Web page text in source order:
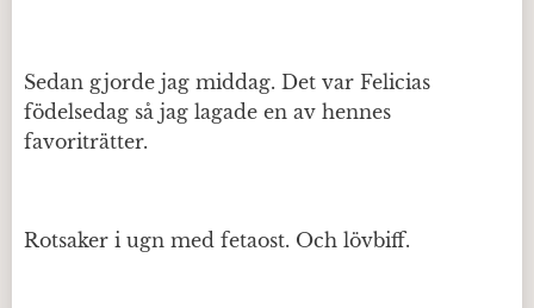
Sedan gjorde jag middag. Det var Felicias
födelsedag så jag lagade en av hennes
favoriträtter.
Rotsaker i ugn med fetaost. Och lövbiff.